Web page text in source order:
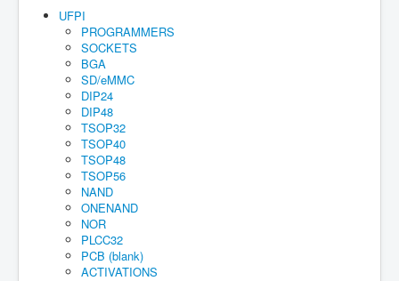
Home
Maual
How to buy
Account
Orders
Cart
Guarantee
UFPI
PROGRAMMERS
SOCKETS
BGA
SD/eMMC
DIP24
DIP48
TSOP32
TSOP40
TSOP48
TSOP56
NAND
ONENAND
NOR
PLCC32
PCB (blank)
ACTIVATIONS